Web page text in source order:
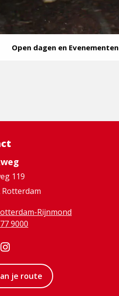
Open dagen en Evenementen
119
Rotterdam
Rijnmond
9000
DitVisit
Instagram
page
je route